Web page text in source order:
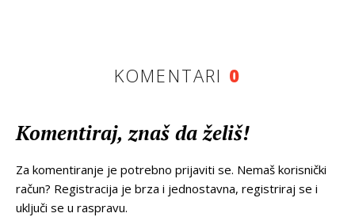
KOMENTARI 0
Komentiraj, znaš da želiš!
Za komentiranje je potrebno prijaviti se. Nemaš korisnički
račun? Registracija je brza i jednostavna, registriraj se i
uključi se u raspravu.